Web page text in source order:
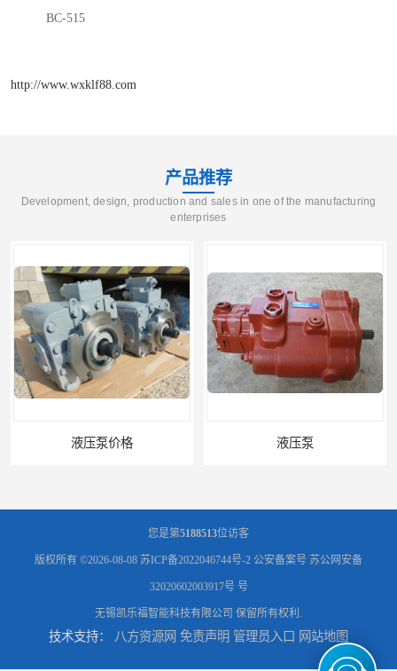
BC-515
http://www.wxklf88.com
产品推荐
Development, design, production and sales in one of the manufacturing
enterprises
液压泵 柱塞泵价格
液压泵报价 液压泵价格
您是第5188513位访客
版权所有 ©2026-08-08 苏ICP备2022046744号-2 公安备案号 苏公网安备
32020602003917号 号
无锡凯乐福智能科技有限公司 保留所有权利.
技术支持： 八方资源网 免责声明 管理员入口 网站地图